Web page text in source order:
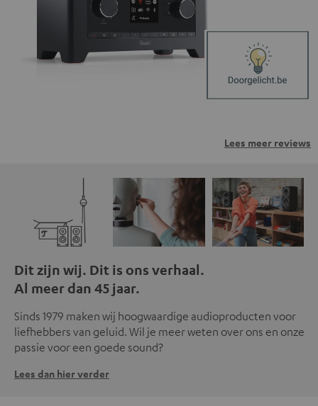
Lees meer reviews
Dit zijn wij. Dit is ons verhaal.
Al meer dan 45 jaar.
Sinds 1979 maken wij hoogwaardige audioproducten voor
liefhebbers van geluid. Wil je meer weten over ons en onze
passie voor een goede sound?
Lees dan hier verder